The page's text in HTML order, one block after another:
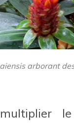
arborant
le